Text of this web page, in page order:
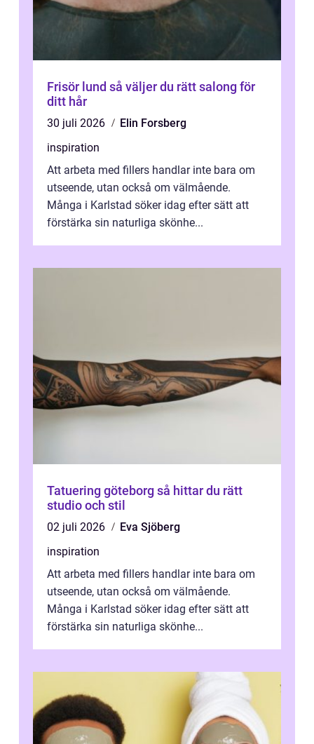
Frisör lund så väljer du rätt salong för
ditt hår
30 juli 2026
Elin Forsberg
inspiration
Att arbeta med fillers handlar inte bara om
utseende, utan också om välmående.
Många i Karlstad söker idag efter sätt att
förstärka sin naturliga skönhe...
Tatuering göteborg så hittar du rätt
studio och stil
02 juli 2026
Eva Sjöberg
inspiration
Att arbeta med fillers handlar inte bara om
utseende, utan också om välmående.
Många i Karlstad söker idag efter sätt att
förstärka sin naturliga skönhe...